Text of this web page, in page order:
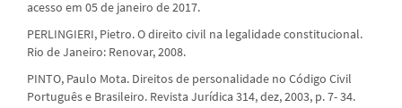
acesso em 05 de janeiro de 2017.
PERLINGIERI, Pietro. O direito civil na legalidade constitucional.
Rio de Janeiro: Renovar, 2008.
PINTO, Paulo Mota. Direitos de personalidade no Código Civil
Português e Brasileiro. Revista Jurídica 314, dez, 2003, p. 7- 34.